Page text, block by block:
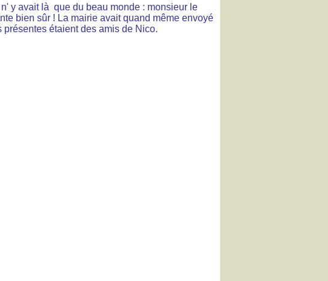
y avait là que du beau monde : monsieur le
bien sûr ! La mairie avait quand même envoyé
étaient des amis de Nico.